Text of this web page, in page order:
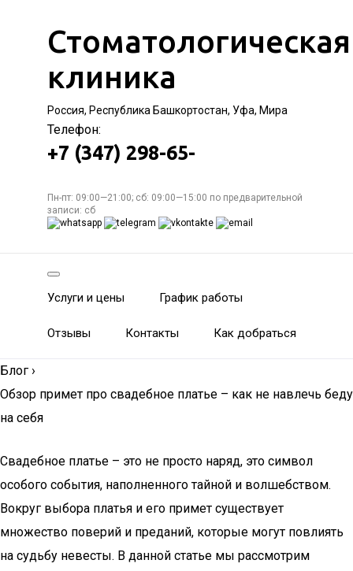
Стоматологическая
клиника
Россия, Республика Башкортостан, Уфа, Мира
Телефон:
+7 (347) 298-65-
Пн-пт: 09:00—21:00; сб: 09:00—15:00 по предварительной
записи: сб
Услуги и цены График работы
Отзывы Контакты Как добраться
Блог ›
Обзор примет про свадебное платье – как не навлечь беду
на себя
Свадебное платье – это не просто наряд, это символ
особого события, наполненного тайной и волшебством.
Вокруг выбора платья и его примет существует
множество поверий и преданий, которые могут повлиять
на судьбу невесты. В данной статье мы рассмотрим